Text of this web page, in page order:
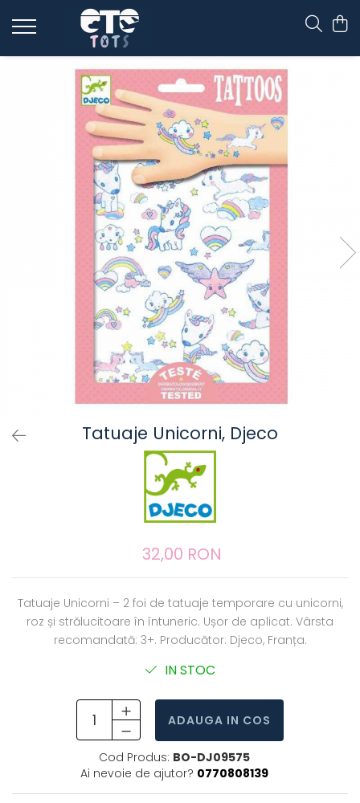
CĂRUCIOARE & SCAUNE AUTO
cărucioare YOYO
cărucioare NUNA
cărucioare U-GROW
scaune auto pentru avion
accesorii cărucioare
accesorii scaun auto
accesorii scaun avion
Tatuaje Unicorni, Djeco
32,00 RON
Tatuaje Unicorni – 2 foi de tatuaje temporare cu unicorni,
roz și strălucitoare în întuneric. Ușor de aplicat. Vârsta
recomandată: 3+. Producător: Djeco, Franța.
IN STOC
ADAUGA IN COS
Cod Produs: BO-DJ09575
Ai nevoie de ajutor? 0770808139